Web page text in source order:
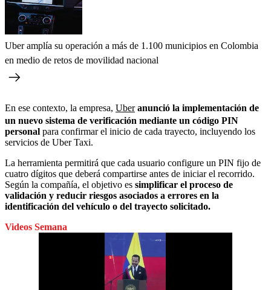
Uber amplía su operación a más de 1.100 municipios en Colombia
en medio de retos de movilidad nacional
En ese contexto, la empresa, Uberanunció la implementación de
un nuevo sistema de verificación mediante un código PIN
personal para confirmar el inicio de cada trayecto, incluyendo los
servicios de Uber Taxi.
La herramienta permitirá que cada usuario configure un PIN fijo de
cuatro dígitos que deberá compartirse antes de iniciar el recorrido.
Según la compañía, el objetivo es simplificar el proceso de
validación y reducir riesgos asociados a errores en la
identificación del vehículo o del trayecto solicitado.
Videos Semana